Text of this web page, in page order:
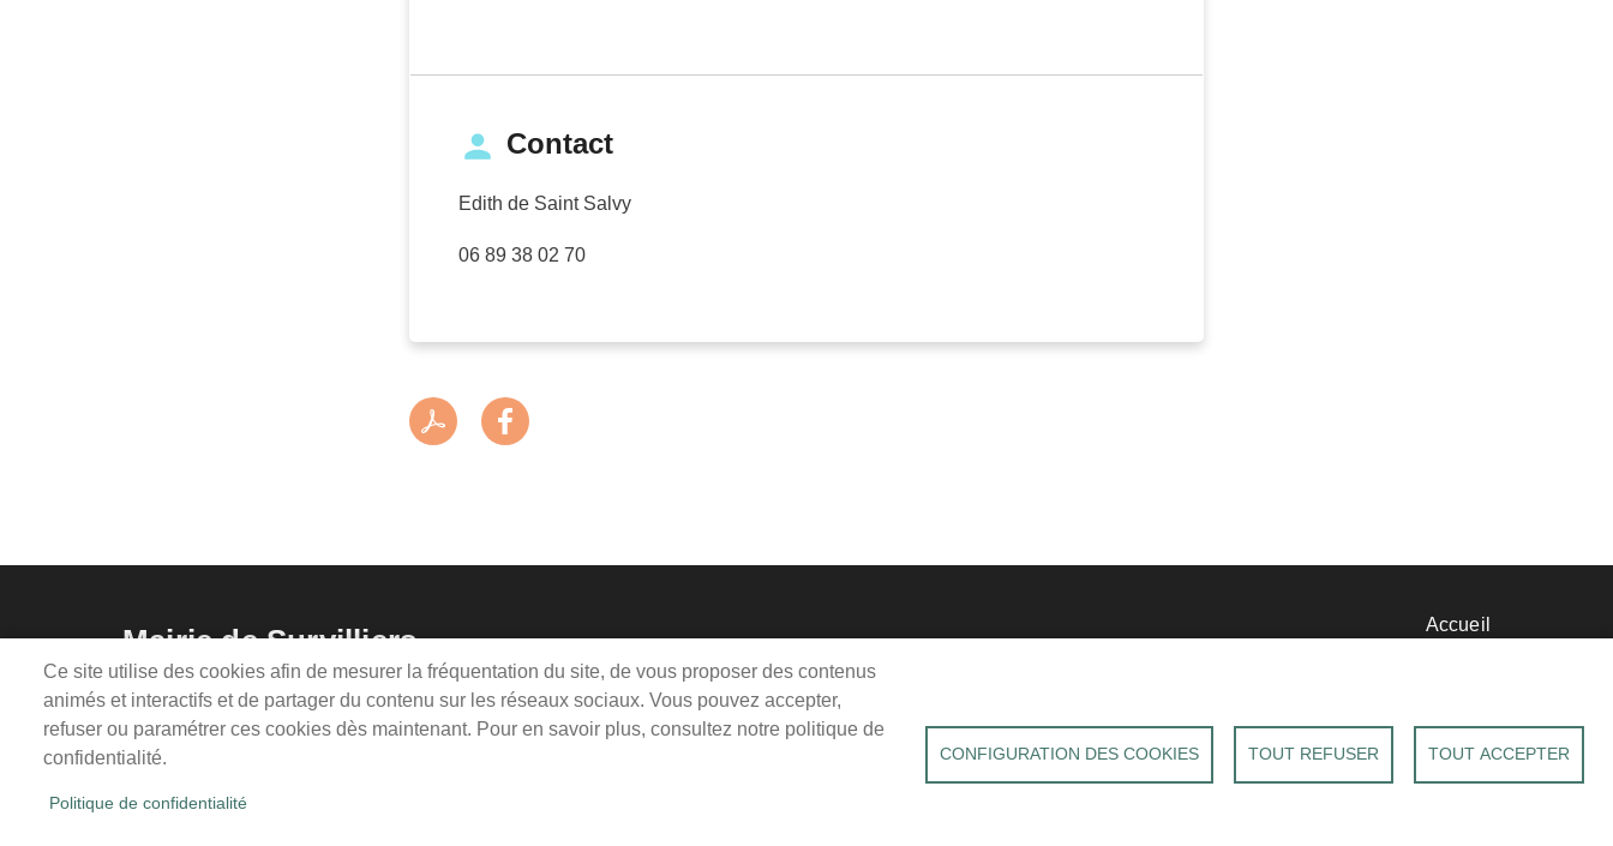
Contact
Edith de Saint Salvy
06 89 38 02 70
Ce site utilise des cookies afin de mesurer la fréquentation du site, de vous proposer des contenus
animés et interactifs et de partager du contenu sur les réseaux sociaux. Vous pouvez accepter,
refuser ou paramétrer ces cookies dès maintenant. Pour en savoir plus, consultez notre politique de
confidentialité.
Politique de confidentialité
CONFIGURATION DES COOKIES TOUT REFUSER TOUT ACCEPTER
Mairie de Survilliers
3 rue de la Liberté
95470 Survilliers
Tél. 01 34 68 26 00
lundi, mardi, jeudi, vendredi : 9h-12h / 14h-18h
mercredi, samedi : 9h-12h
Menu
page
Accueil
Cookies